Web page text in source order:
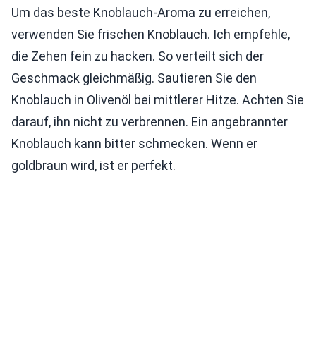
Um das beste Knoblauch-Aroma zu erreichen,
verwenden Sie frischen Knoblauch. Ich empfehle,
die Zehen fein zu hacken. So verteilt sich der
Geschmack gleichmäßig. Sautieren Sie den
Knoblauch in Olivenöl bei mittlerer Hitze. Achten Sie
darauf, ihn nicht zu verbrennen. Ein angebrannter
Knoblauch kann bitter schmecken. Wenn er
goldbraun wird, ist er perfekt.